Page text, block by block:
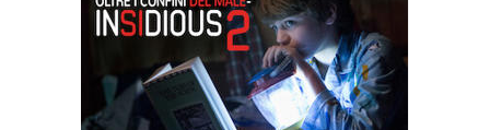
dirglielo, perché doveva trovare e dimostrare la propria forza per
"guadagnarsi il posto". Si offre di portare Eli dal suo padre
biologico. Quando lui accetta, Haley si chiede se Eli possa fidarsi
di sua madre. Il film si conclude con Rose che allontana i due
bambini dalla struttura in fiamme.